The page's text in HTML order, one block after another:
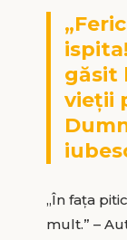
găsit
vieţii
„În faţa
mult.” –